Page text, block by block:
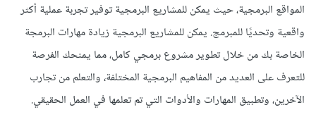
المواقع البرمجية، حيث يمكن للمشاريع البرمجية توفير تجربة عملية أكثر
واقعية وتحديًا للمبرمج. يمكن للمشاريع البرمجية زيادة مهارات البرمجة
الخاصة بك من خلال تطوير مشروع برمجي كامل، مما يمنحك الفرصة
للتعرف على العديد من المفاهيم البرمجية المختلفة، والتعلم من تجارب
الآخرين، وتطبيق المهارات والأدوات التي تم تعلمها في العمل الحقيقي.